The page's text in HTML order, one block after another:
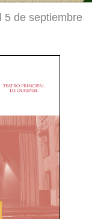
5 de septiembre